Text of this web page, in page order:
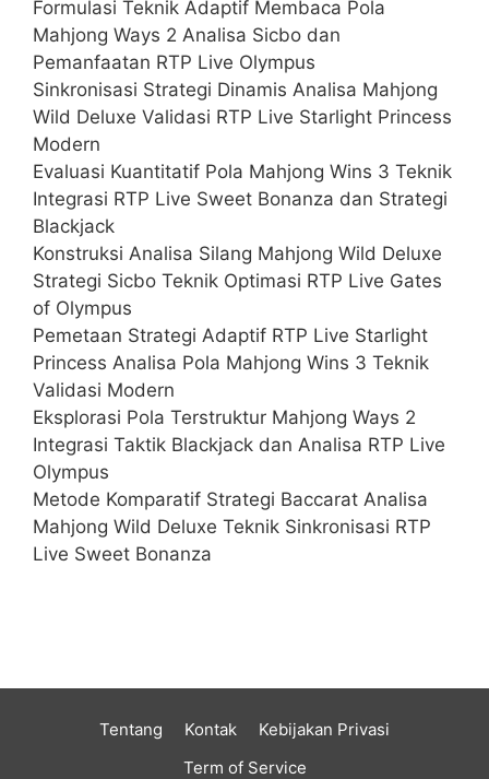
Formulasi Teknik Adaptif Membaca Pola
Mahjong Ways 2 Analisa Sicbo dan
Pemanfaatan RTP Live Olympus
Sinkronisasi Strategi Dinamis Analisa Mahjong
Wild Deluxe Validasi RTP Live Starlight Princess
Modern
Evaluasi Kuantitatif Pola Mahjong Wins 3 Teknik
Integrasi RTP Live Sweet Bonanza dan Strategi
Blackjack
Konstruksi Analisa Silang Mahjong Wild Deluxe
Strategi Sicbo Teknik Optimasi RTP Live Gates
of Olympus
Pemetaan Strategi Adaptif RTP Live Starlight
Princess Analisa Pola Mahjong Wins 3 Teknik
Validasi Modern
Eksplorasi Pola Terstruktur Mahjong Ways 2
Integrasi Taktik Blackjack dan Analisa RTP Live
Olympus
Metode Komparatif Strategi Baccarat Analisa
Mahjong Wild Deluxe Teknik Sinkronisasi RTP
Live Sweet Bonanza
Tentang Kontak
Kebijakan Privasi
Term of Service